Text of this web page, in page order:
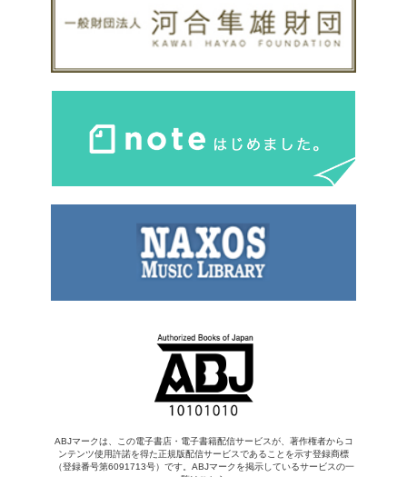
ABJマークは、この電子書店・電子書籍配信サービスが、著作権者からコ
ンテンツ使用許諾を得た正規版配信サービスであることを示す登録商標
（登録番号第6091713号）です。ABJマークを掲示しているサービスの一